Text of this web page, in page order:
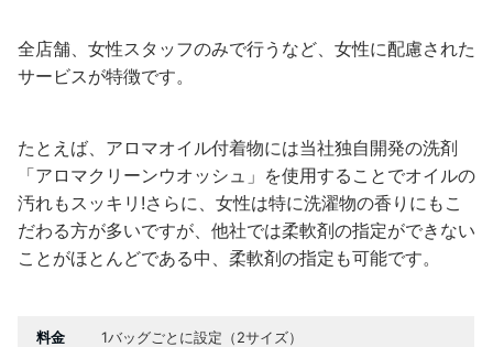
全店舗、女性スタッフのみで行うなど、女性に配慮された
サービスが特徴です。
たとえば、アロマオイル付着物には当社独自開発の洗剤
「アロマクリーンウオッシュ」を使用することでオイルの
汚れもスッキリ!さらに、女性は特に洗濯物の香りにもこ
だわる方が多いですが、他社では柔軟剤の指定ができない
ことがほとんどである中、柔軟剤の指定も可能です。
料金
1バッグごとに設定（2サイズ）